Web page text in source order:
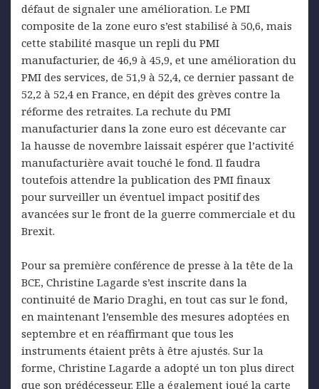
défaut de signaler une amélioration. Le PMI
composite de la zone euro s’est stabilisé à 50,6, mais
cette stabilité masque un repli du PMI
manufacturier, de 46,9 à 45,9, et une amélioration du
PMI des services, de 51,9 à 52,4, ce dernier passant de
52,2 à 52,4 en France, en dépit des grèves contre la
réforme des retraites. La rechute du PMI
manufacturier dans la zone euro est décevante car
la hausse de novembre laissait espérer que l’activité
manufacturière avait touché le fond. Il faudra
toutefois attendre la publication des PMI finaux
pour surveiller un éventuel impact positif des
avancées sur le front de la guerre commerciale et du
Brexit.
Pour sa première conférence de presse à la tête de la
BCE, Christine Lagarde s’est inscrite dans la
continuité de Mario Draghi, en tout cas sur le fond,
en maintenant l’ensemble des mesures adoptées en
septembre et en réaffirmant que tous les
instruments étaient prêts à être ajustés. Sur la
forme, Christine Lagarde a adopté un ton plus direct
que son prédécesseur. Elle a également joué la carte